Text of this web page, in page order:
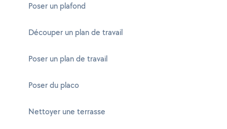
Poser un plafond
Découper un plan de travail
Poser un plan de travail
Poser du placo
Nettoyer une terrasse